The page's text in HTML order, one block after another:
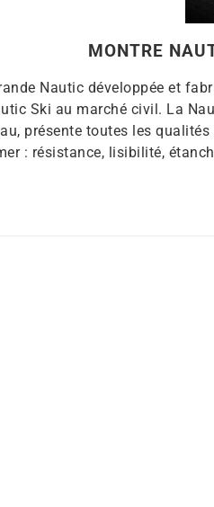
MONTRE
Nautic développée et
Ski au marché civil. La
présente toutes les
: résistance, lisibilité,